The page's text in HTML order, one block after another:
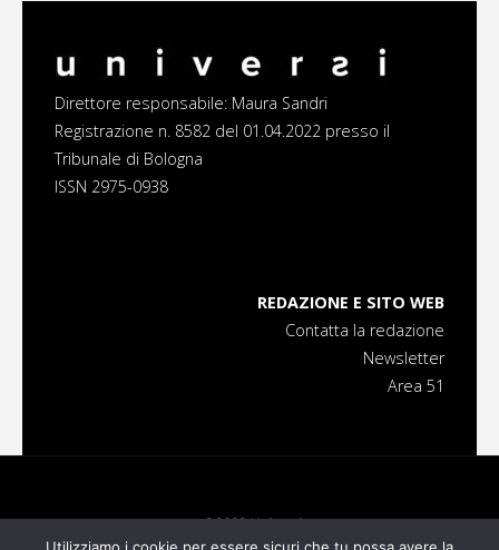
Direttore responsabile: Maura Sandri
Registrazione n. 8582 del 01.04.2022 presso il
Tribunale di Bologna
ISSN 2975-0938
REDAZIONE E SITO WEB
Contatta la redazione
Newsletter
Area 51
©2023 Universi